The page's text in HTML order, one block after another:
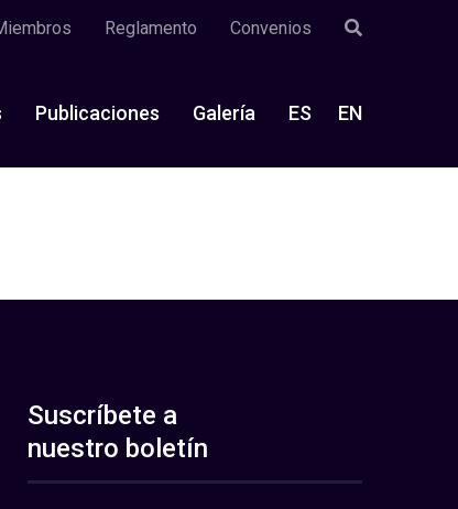
Reglamento Convenios
Publicaciones Galería ES EN
Suscríbete a
nuestro boletín